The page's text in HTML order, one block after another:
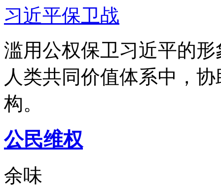
习近平保卫战
滥用公权保卫习近平的
人类共同价值体系中，
构。
公民维权
余味